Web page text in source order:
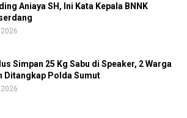
Aniaya SH, Ini Kata Kepala BNNK
Simpan 25 Kg Sabu di Speaker, 2 Warga
Ditangkap Polda Sumut